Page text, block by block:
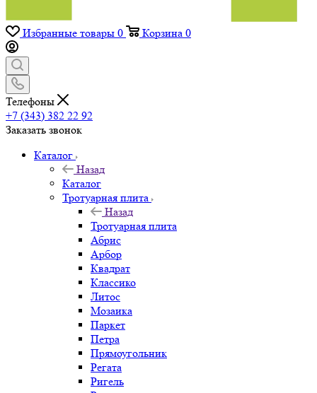
Избранные товары 0 Корзина 0
Телефоны
+7 (343) 382 22 92
Заказать звонок
Каталог
Назад
Каталог
Тротуарная плита
Назад
Тротуарная плита
Абрис
Арбор
Квадрат
Классико
Литос
Мозаика
Паркет
Петра
Прямоугольник
Регата
Ригель